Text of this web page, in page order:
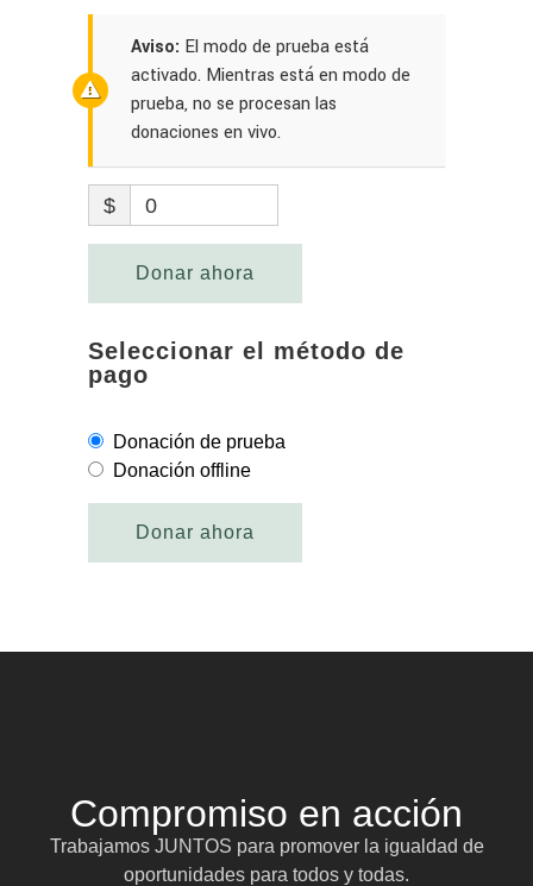
Aviso: El modo de prueba está
activado. Mientras está en modo de
prueba, no se procesan las
donaciones en vivo.
$ 0
Donar ahora
Seleccionar el método de
pago
Donación de prueba
Donación offline
Compromiso en acción
Trabajamos JUNTOS para promover la igualdad de
oportunidades para todos y todas.